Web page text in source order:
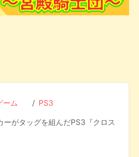
ーム PS3
ーがタッグを組んだPS3『クロス